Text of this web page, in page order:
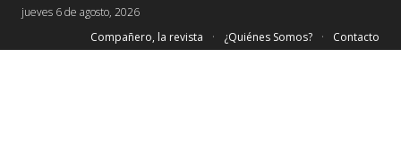
jueves 6 de agosto, 2026
Compañero, la revista
¿Quiénes Somos? Contacto